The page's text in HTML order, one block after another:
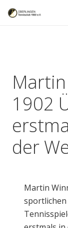
1902
der
Martin